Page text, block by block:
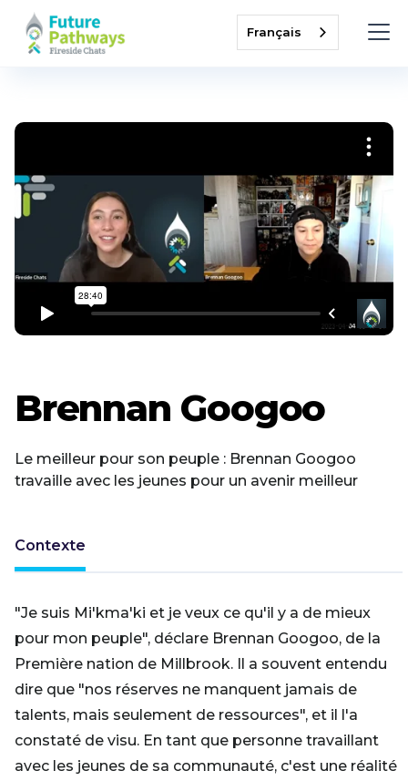
Français
Brennan Googoo
Le meilleur pour son peuple : Brennan Googoo
travaille avec les jeunes pour un avenir meilleur
Contexte
"Je suis Mi'kma'ki et je veux ce qu'il y a de mieux
pour mon peuple", déclare Brennan Googoo, de la
Première nation de Millbrook. Il a souvent entendu
dire que "nos réserves ne manquent jamais de
talents, mais seulement de ressources", et il l'a
constaté de visu. En tant que personne travaillant
avec les jeunes de sa communauté, c'est une réalité